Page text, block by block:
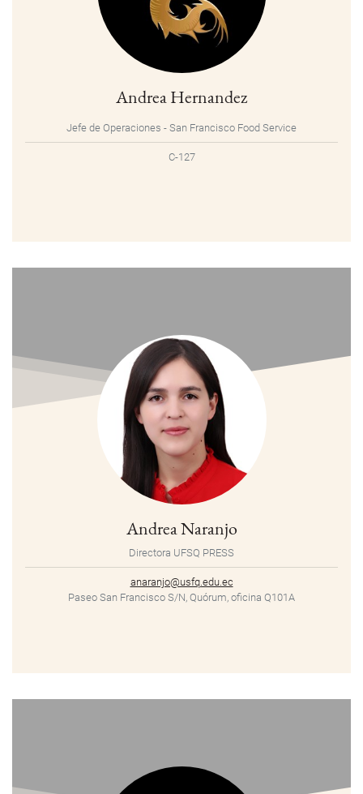
Andrea Hernandez
Jefe de Operaciones - San Francisco Food Service
C-127
Andrea Naranjo
Directora UFSQ PRESS
anaranjo@usfq.edu.ec
Paseo San Francisco S/N, Quórum, oficina Q101A